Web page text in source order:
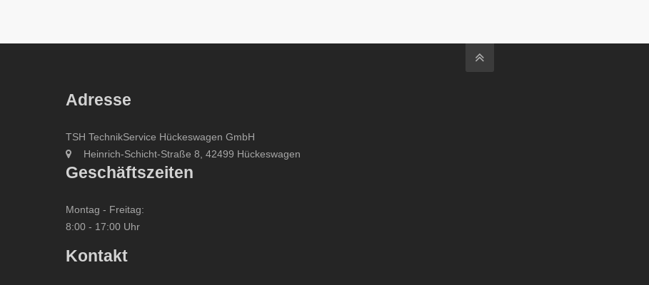
Adresse
TSH TechnikService Hückeswagen GmbH
Heinrich-Schicht-Straße 8, 42499 Hückeswagen
Geschäftszeiten
Montag - Freitag:
8:00 - 17:00 Uhr
Kontakt